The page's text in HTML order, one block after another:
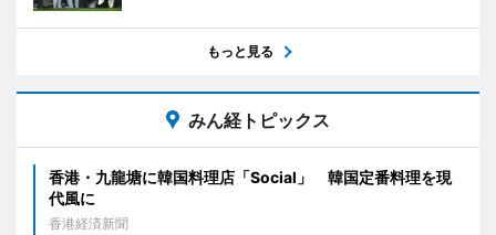
もっと見る
みん経トピックス
香港・九龍塘に韓国料理店「Social」 韓国定番料理を現
代風に
香港経済新聞